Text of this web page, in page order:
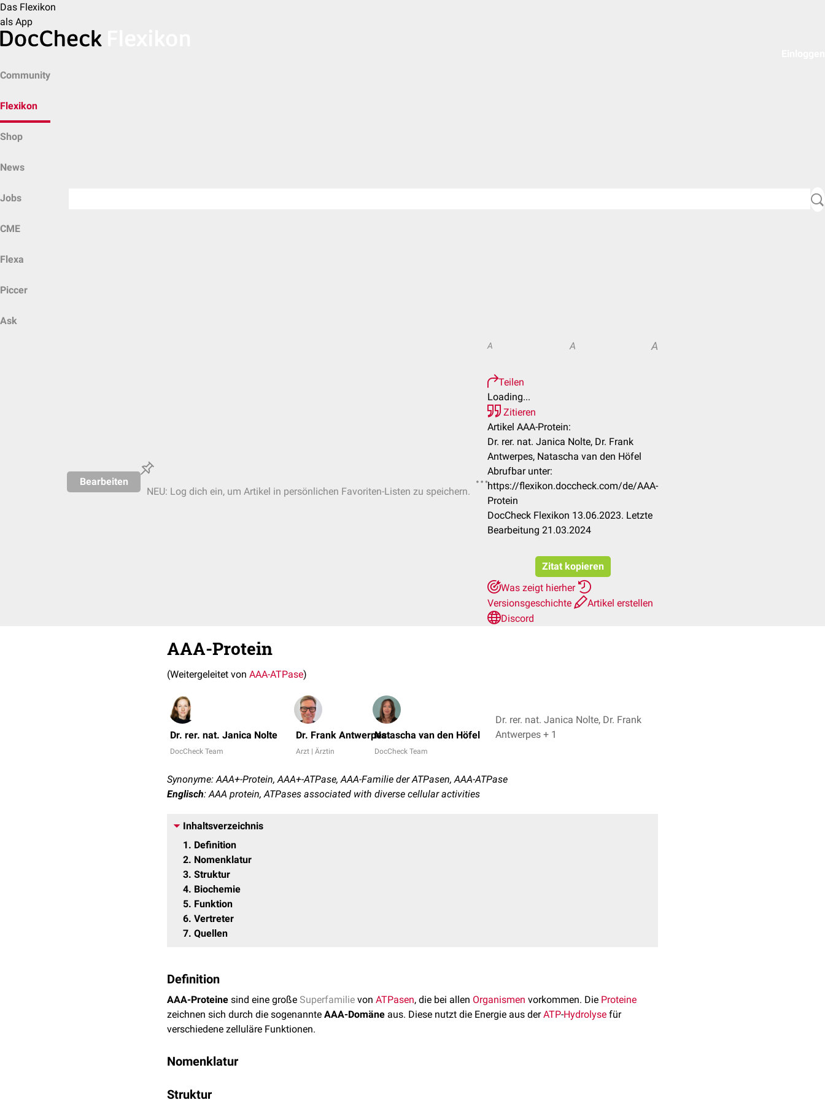
Das Flexikon
als App
Community
Flexikon
Shop
News
Jobs
CME
Flexa
Piccer
Ask
Bearbeiten
NEU: Log dich ein, um Artikel in persönlichen Favoriten-Listen zu speichern.
A A A
Teilen
Loading...
Zitieren
Artikel AAA-Protein:
Dr. rer. nat. Janica Nolte, Dr. Frank
Antwerpes, Natascha van den Höfel
Abrufbar unter:
https://flexikon.doccheck.com/de/AAA-
Protein
DocCheck Flexikon 13.06.2023. Letzte
Bearbeitung 21.03.2024
Zitat kopieren
Was zeigt hierher
Versionsgeschichte
Artikel erstellen
Discord
AAA-Protein
(Weitergeleitet von AAA-ATPase)
Dr. rer. nat. Janica Nolte
DocCheck Team
Dr. Frank Antwerpes
Arzt | Ärztin
Natascha van den Höfel
DocCheck Team
Dr. rer. nat. Janica Nolte, Dr. Frank
Antwerpes + 1
Synonyme: AAA+-Protein, AAA+-ATPase, AAA-Familie der ATPasen, AAA-ATPase
Englisch: AAA protein, ATPases associated with diverse cellular activities
Inhaltsverzeichnis
1
Definition
2 Nomenklatur
3 Struktur
4 Biochemie
5 Funktion
6 Vertreter
7 Quellen
Definition
AAA-Proteine sind eine große Superfamilie von ATPasen, die bei allen Organismen vorkommen. Die Proteine
zeichnen sich durch die sogenannte AAA-Domäne aus. Diese nutzt die Energie aus derATP-Hydrolyse für
verschiedene zelluläre Funktionen.
Nomenklatur
verschiedenen zellulären Aktivitäten assoziiert sind).
Struktur